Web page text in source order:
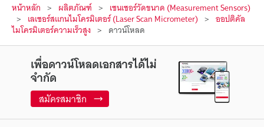
หน้าหลัก ผลิตภัณฑ์ เซนเซอร์วัดขนาด (Measurement Sensors)
เลเซอร์สแกนไมโครมิเตอร์ (Laser Scan Micrometer) ออปติคัล
ไมโครมิเตอร์ความเร็วสูง ดาวน์โหลด
เพื่อดาวน์โหลดเอกสารได้ไม่
จำกัด
สมัครสมาชิก